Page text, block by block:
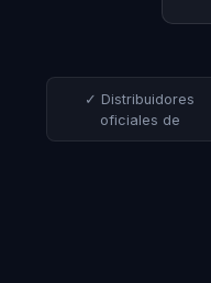
✓ Distribuidores
oficiales de